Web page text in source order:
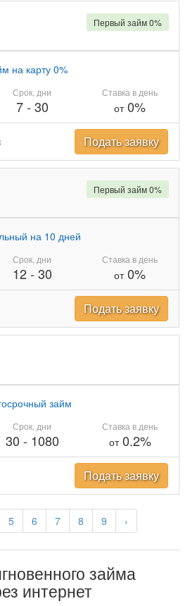
5 6 7 8 9 ›
на карту 0%
Срок, дни
7- 30
Ставка в день
от0%
Первый займ 0%
Подать заявку
на 10 дней
Срок, дни
12- 30
Ставка в день
от0%
Первый займ 0%
Подать заявку
займ
Срок, дни
30 - 1080
Ставка в день
от0.2%
Подать заявку
займа
интернет